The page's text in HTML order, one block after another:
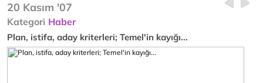
20 Kasım '07
Kategori Haber
Plan, istifa, aday kriterleri; Temel'in kayığı...